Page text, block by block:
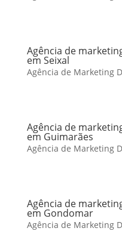
Agência de
em Seixal
Agência de Marketing
Agência de
em Guimarães
Agência de Marketing
Agência de
em Gondomar
Agência de Marketing